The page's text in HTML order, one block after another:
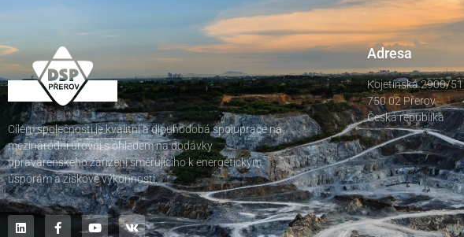
Cílem společnosti je kvalitní a dlouhodobá spolupráce na
mezinárodní úrovni s ohledem na dodávky
úpravárenského zařízení směřujícího k energetickým
úsporám a ziskové výkonnosti.
Adresa
Kojetínská 2900/51
750 02 Přerov
Česká republika